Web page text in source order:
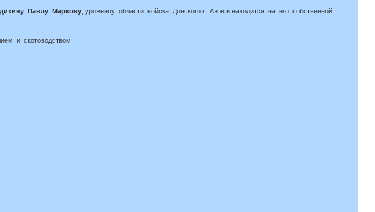
Павлу Маркову, уроженцу области войска Донского г. Азов и находится на его собственной
и скотоводством.